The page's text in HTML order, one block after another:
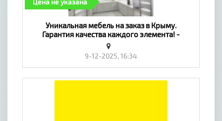
Цена не указана
Уникальная мебель на заказ в Крыму.
Гарантия качества каждого элемента! -
«Мебель, интерьер»
9-12-2025, 16:34